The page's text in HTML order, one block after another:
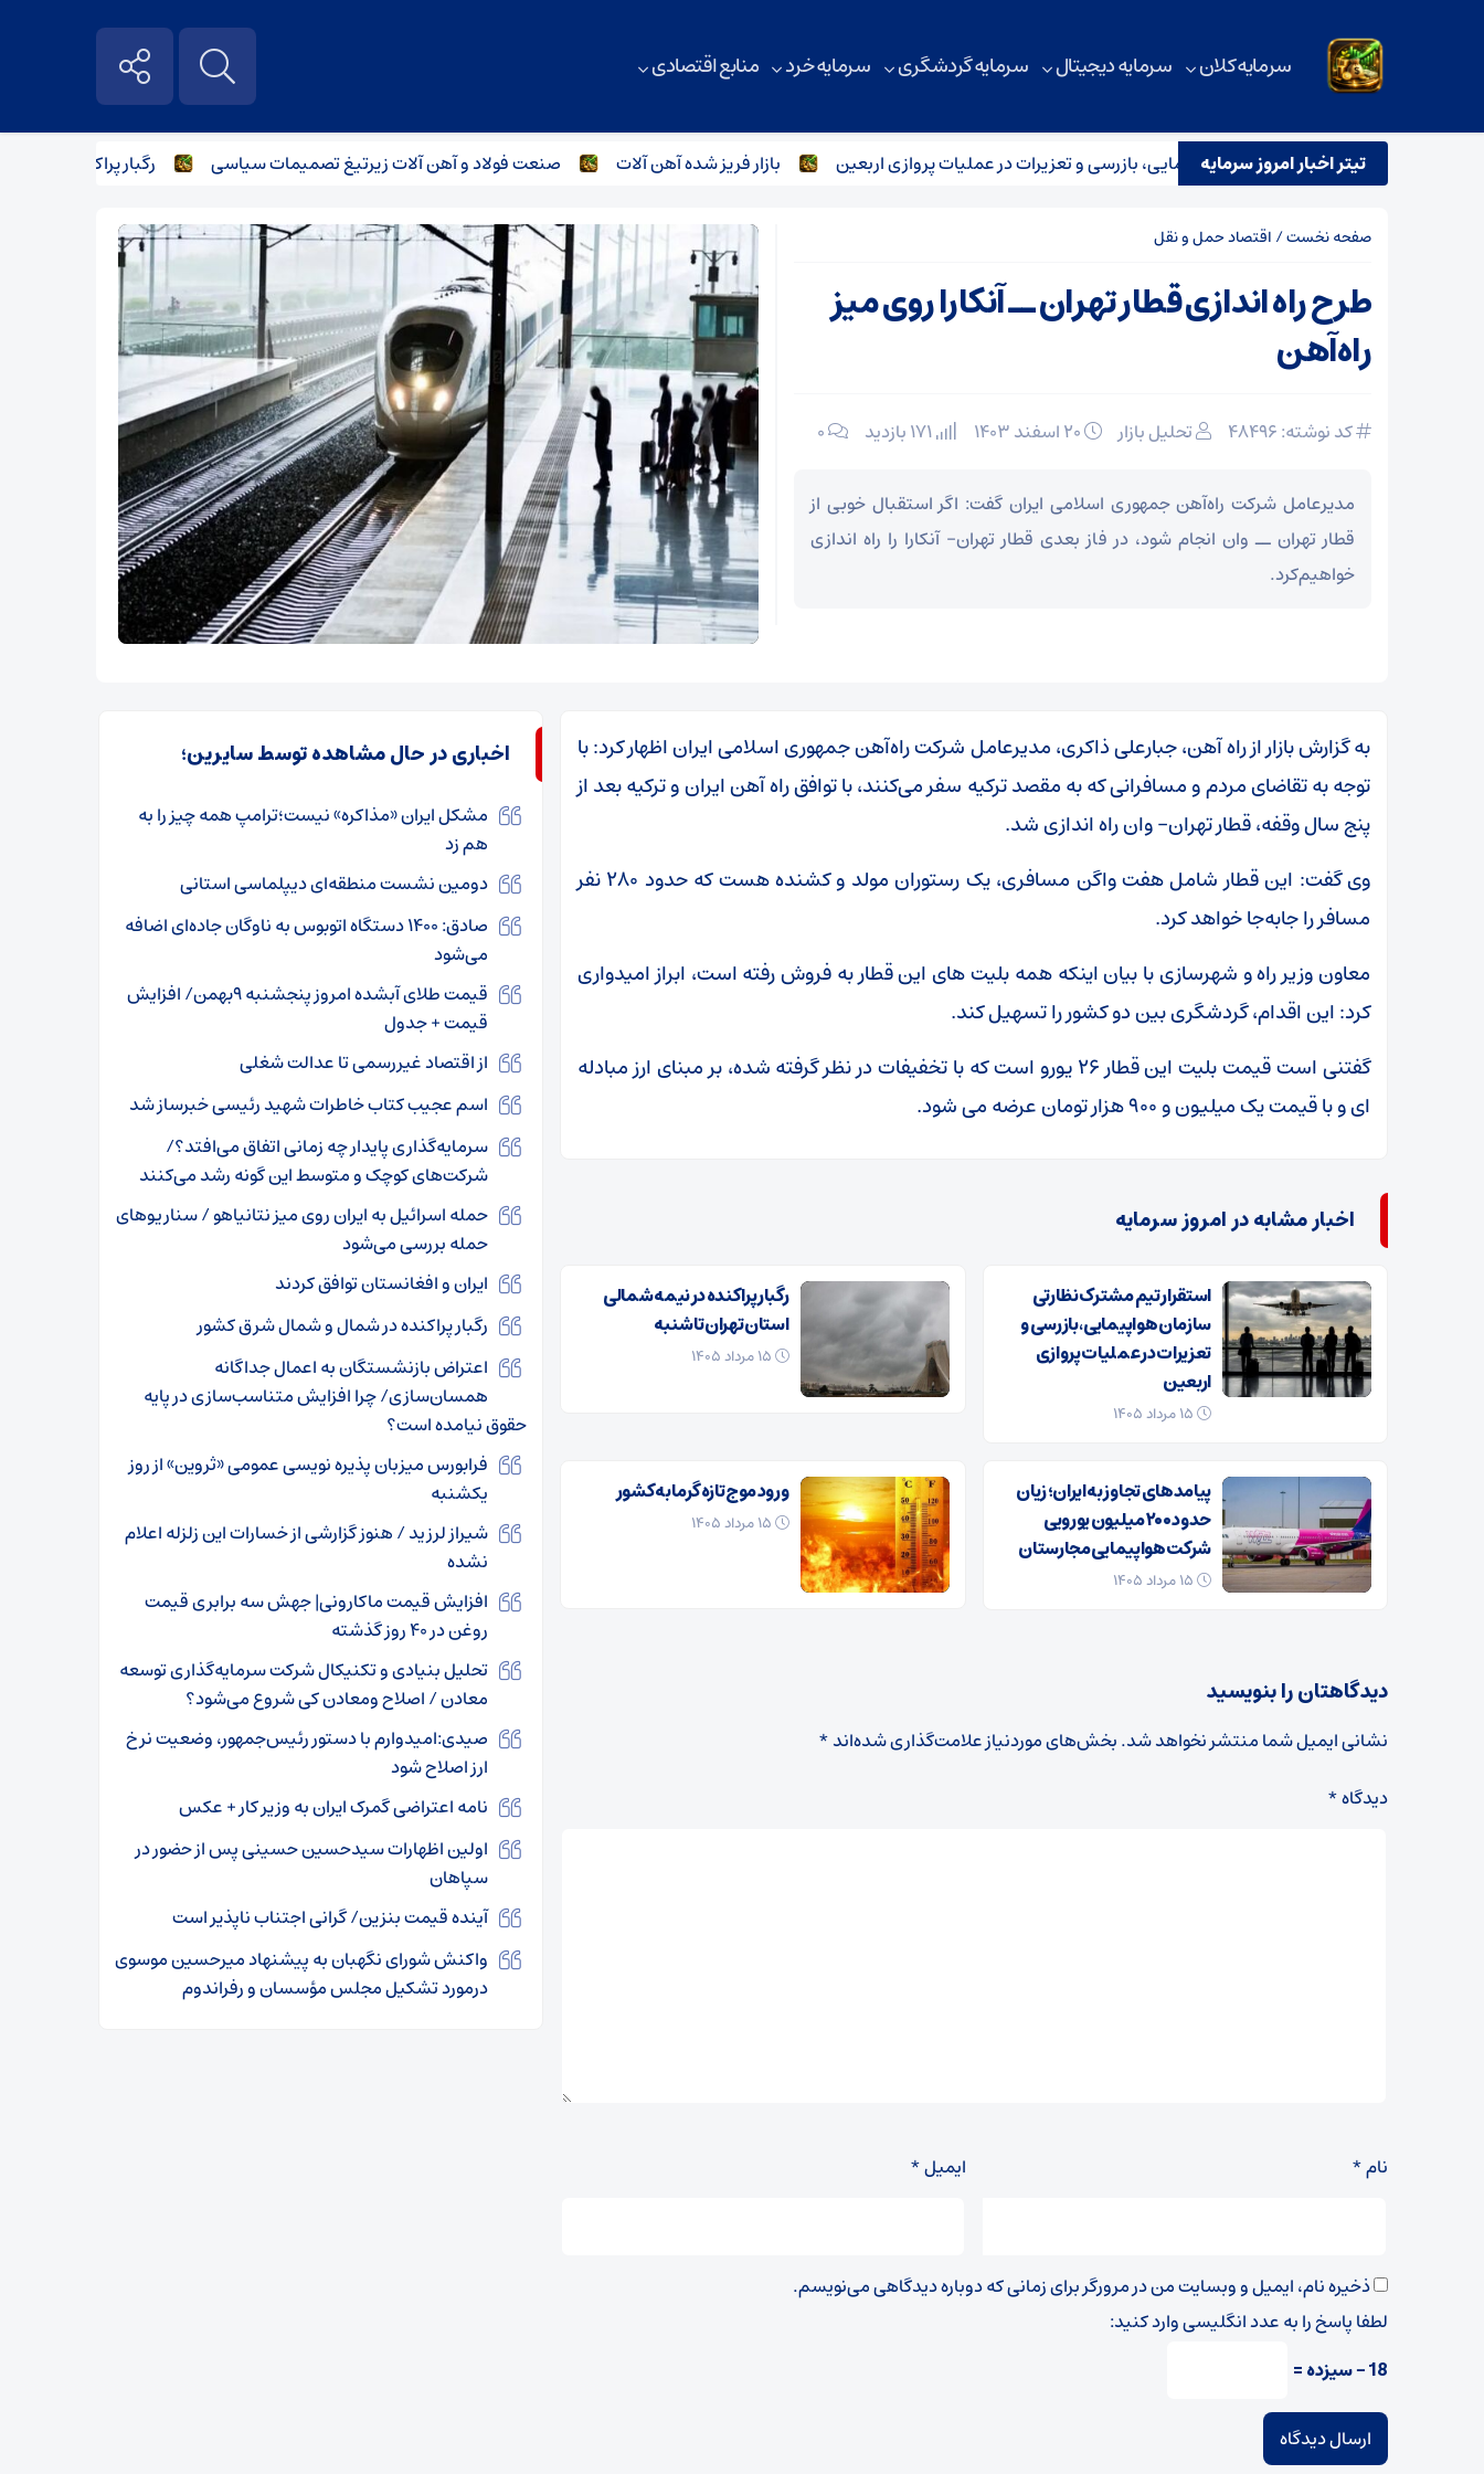
سرمایه کلان سرمایه دیجیتال سرمایه گردشگری سرمایه خرد منابع اقتصادی
تیتر اخبار امروز سرمایه
تیم مشترک نظارتی سازمان هواپیمایی، بازرسی و تعزیرات در عملیات پروازی اربعین بازار فریز شده آهن آلات صنعت فولاد و آهن آلات زیر‌تیغ تصمیمات سیاسی رگبار پراکنده در نیمه
صفحه نخست/ اقتصاد حمل و نقل
طرح راه اندازی قطار تهران ــ آنکارا روی میز
راه‌آهن
کد نوشته: 48496 تحلیل بازار ۰
مدیرعامل شرکت راه‌آهن جمهوری اسلامی ایران گفت: اگر استقبال خوبی از
قطار تهران ــ وان انجام شود، در فاز بعدی قطار تهران- آنکارا را راه اندازی
خواهیم‌کرد.
به گزارش بازار از راه آهن، جبارعلی ذاکری، مدیرعامل شرکت راه‌آهن جمهوری اسلامی ایران اظهار کرد: با
توجه به تقاضای مردم و مسافرانی که به مقصد ترکیه سفر می‌کنند، با توافق راه آهن ایران و ترکیه بعد از
پنج سال وقفه‌، قطار تهران- وان راه اندازی شد.
وی گفت: این قطار شامل هفت واگن مسافری، یک رستوران مولد و کشنده هست که حدود ۲۸۰ نفر
مسافر را جابه‌جا خواهد کرد.
معاون وزیر راه و شهرسازی با بیان اینکه همه بلیت های این قطار به فروش رفته است، ابراز امیدواری
کرد: این اقدام، گردشگری بین دو کشور را تسهیل کند.
گفتنی است قیمت بلیت این قطار ۲۶ یورو است که با تخفیفات در نظر گرفته شده، بر مبنای ارز مبادله
ای و با قیمت یک میلیون و ۹۰۰ هزار تومان عرضه می شود.
اخبار مشابه در امروز سرمایه
استقرار تیم مشترک نظارتی
سازمان هواپیمایی، بازرسی و
تعزیرات در عملیات پروازی
اربعین
رگبار پراکنده در نیمه شمالی
استان تهران تا شنبه
پیامدهای تجاوز به ایران؛ زیان
حدود ۲۰۰ میلیون یورویی
شرکت هواپیمایی مجارستان
ورود موج تازه گرما به کشور
دیدگاهتان را بنویسید
نشانی ایمیل شما منتشر نخواهد شد.بخش‌های موردنیاز علامت‌گذاری شده‌اند*
دیدگاه*
نام* ایمیل*
ذخیره نام، ایمیل و وبسایت من در مرورگر برای زمانی که دوباره دیدگاهی می‌نویسم.
لطفا پاسخ را به عدد انگلیسی وارد کنید:
18 − سیزده =
اخباری در حال مشاهده توسط سایرین؛
مشکل ایران «مذاکره» نیست؛ترامپ همه چیز را به
هم زد
دومین نشست منطقه‌ای دیپلماسی استانی
صادق: ۱۴۰۰ دستگاه اتوبوس به ناوگان جاده‌ای اضافه
می‌شود
قیمت طلای آبشده امروز پنجشنبه ۹بهمن/ افزایش
قیمت + جدول
از اقتصاد غیررسمی تا عدالت شغلی
اسم عجیب کتاب خاطرات شهید رئیسی خبرساز شد
سرمایه‌گذاری پایدار چه زمانی اتفاق می‌افتد؟/
شرکت‌های کوچک و متوسط این گونه رشد می‌کنند
حمله اسرائیل به ایران روی میز نتانیاهو / سناریوهای
حمله بررسی می‌شود
ایران و افغانستان توافق کردند
رگبار پراکنده در شمال و شمال شرق کشور
اعتراض بازنشستگان به اعمال جداگانه
همسان‌سازی/ چرا افزایش متناسب‌سازی در پایه
حقوق نیامده است؟
فرابورس میزبان پذیره نویسی عمومی «ثروین» از روز
یکشنبه
شیراز لرزید / هنوز گزارشی از خسارات این زلزله اعلام
نشده
افزایش قیمت ماکارونی| جهش سه‌ برابری قیمت
روغن در ۴۰ روز گذشته
تحلیل بنیادی و تکنیکال شرکت سرمایه‌گذاری توسعه
معادن / اصلاح ومعادن کی شروع می‌شود؟
صیدی:امیدوارم با دستور رئیس‌جمهور، وضعیت نرخ
ارز اصلاح شود
نامه اعتراضی گمرک ایران به وزیر کار + عکس
اولین اظهارات سیدحسین حسینی پس از حضور در
سپاهان
آینده قیمت بنزین/ گرانی اجتناب ناپذیر است
واکنش شورای نگهبان به پیشنهاد میرحسین موسوی
درمورد تشکیل مجلس مؤسسان و رفراندوم